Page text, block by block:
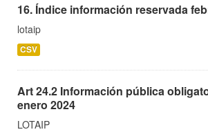
16. Índice información reservada
lotaip
CSV
Art 24.2 Información pública
enero 2024
LOTAIP